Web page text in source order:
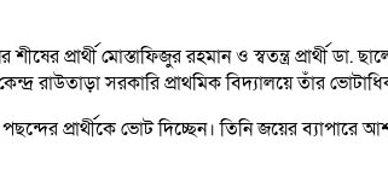
প্রার্থী মোস্তাফিজুর রহমান ও স্বতন্ত্র প্রার্থী
রাউতাড়া সরকারি প্রাথমিক বিদ্যালয়ে তাঁর
প্রার্থীকে ভোট দিচ্ছেন। তিনি জয়ের ব্যাপারে